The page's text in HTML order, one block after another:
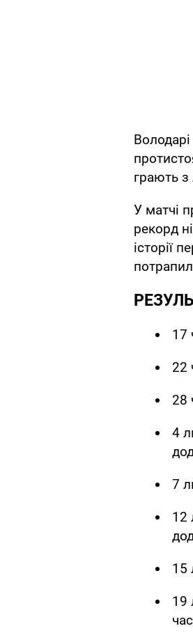
грають
У матчі
рекорд
історії
17
22
28
4
7
12
15
19
час